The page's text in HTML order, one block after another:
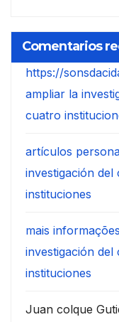
Comentarios
https://
ampliar la
cuatro
artículos
investigación del
instituciones
mais informações
investigación del
instituciones
Juan colque